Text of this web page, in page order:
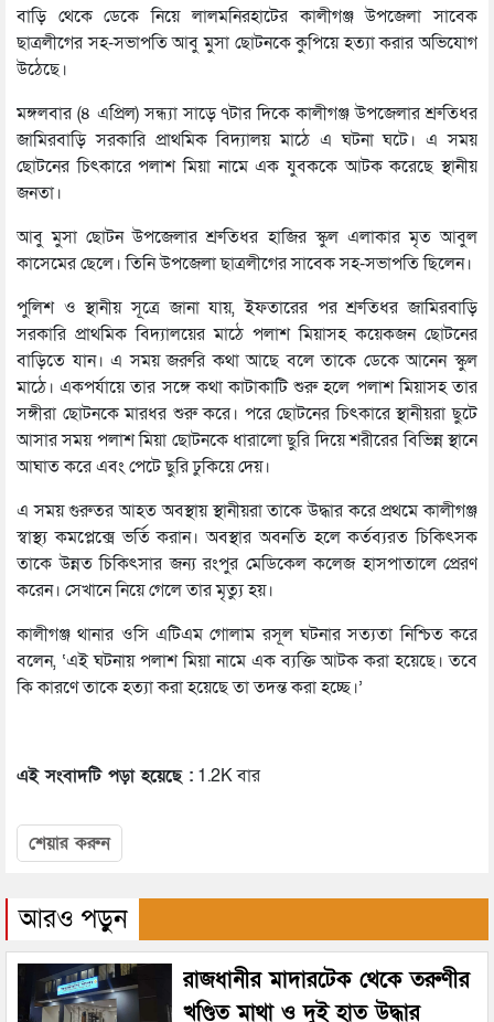
বাড়ি থেকে ডেকে নিয়ে লালমনিরহাটের কালীগঞ্জ উপজেলা সাবেক
ছাত্রলীগের সহ-সভাপতি আবু মুসা ছোটনকে কুপিয়ে হত্যা করার অভিযোগ
উঠেছে।
মঙ্গলবার (৪ এপ্রিল) সন্ধ্যা সাড়ে ৭টার দিকে কালীগঞ্জ উপজেলার শ্রুতিধর
জামিরবাড়ি সরকারি প্রাথমিক বিদ্যালয় মাঠে এ ঘটনা ঘটে। এ সময়
ছোটনের চিৎকারে পলাশ মিয়া নামে এক যুবককে আটক করেছে স্থানীয়
জনতা।
আবু মুসা ছোটন উপজেলার শ্রুতিধর হাজির স্কুল এলাকার মৃত আবুল
কাসেমের ছেলে। তিনি উপজেলা ছাত্রলীগের সাবেক সহ-সভাপতি ছিলেন।
পুলিশ ও স্থানীয় সূত্রে জানা যায়, ইফতারের পর শ্রুতিধর জামিরবাড়ি
সরকারি প্রাথমিক বিদ্যালয়ের মাঠে পলাশ মিয়াসহ কয়েকজন ছোটনের
বাড়িতে যান। এ সময় জরুরি কথা আছে বলে তাকে ডেকে আনেন স্কুল
মাঠে। একপর্যায়ে তার সঙ্গে কথা কাটাকাটি শুরু হলে পলাশ মিয়াসহ তার
সঙ্গীরা ছোটনকে মারধর শুরু করে। পরে ছোটনের চিৎকারে স্থানীয়রা ছুটে
আসার সময় পলাশ মিয়া ছোটনকে ধারালো ছুরি দিয়ে শরীরের বিভিন্ন স্থানে
আঘাত করে এবং পেটে ছুরি ঢুকিয়ে দেয়।
এ সময় গুরুতর আহত অবস্থায় স্থানীয়রা তাকে উদ্ধার করে প্রথমে কালীগঞ্জ
স্বাস্থ্য কমপ্লেক্সে ভর্তি করান। অবস্থার অবনতি হলে কর্তব্যরত চিকিৎসক
তাকে উন্নত চিকিৎসার জন্য রংপুর মেডিকেল কলেজ হাসপাতালে প্রেরণ
করেন। সেখানে নিয়ে গেলে তার মৃত্যু হয়।
কালীগঞ্জ থানার ওসি এটিএম গোলাম রসূল ঘটনার সত্যতা নিশ্চিত করে
বলেন, ‘এই ঘটনায় পলাশ মিয়া নামে এক ব্যক্তি আটক করা হয়েছে। তবে
কি কারণে তাকে হত্যা করা হয়েছে তা তদন্ত করা হচ্ছে।’
এই সংবাদটি পড়া হয়েছে : 1.2K বার
শেয়ার করুন
আরও পড়ুন
রাজধানীর মাদারটেক থেকে তরুণীর
খণ্ডিত মাথা ও দুই হাত উদ্ধার